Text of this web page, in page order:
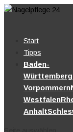
Start
Tipps
Baden-
Württemberg
Vorpommern
Westfalen
Anhalt